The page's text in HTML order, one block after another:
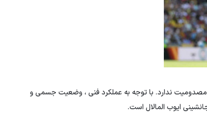
مصدومیت ندارد. با توجه به عملکرد فنی ، وضعیت جسمی و